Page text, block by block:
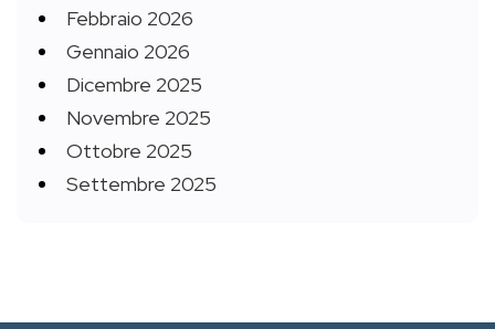
Febbraio 2026
Gennaio 2026
Dicembre 2025
Novembre 2025
Ottobre 2025
Settembre 2025